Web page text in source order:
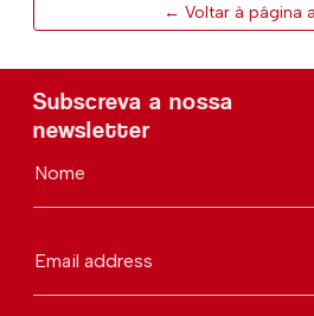
← Voltar à página
Subscreva a nossa
newsletter
Nome
Email address